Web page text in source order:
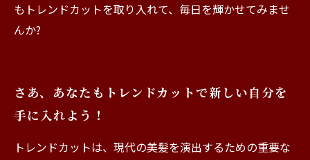
もトレンドカットを取り入れて、毎日を輝かせてみませ
んか?
さあ、あなたもトレンドカットで新しい自分を
手に入れよう！
トレンドカットは、現代の美髪を演出するための重要な